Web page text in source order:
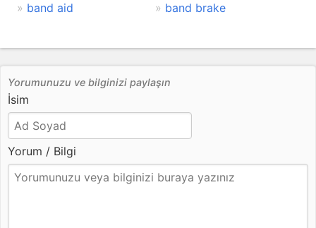
band aid
band brake
Yorumunuzu ve bilginizi paylaşın
İsim
Yorum / Bilgi